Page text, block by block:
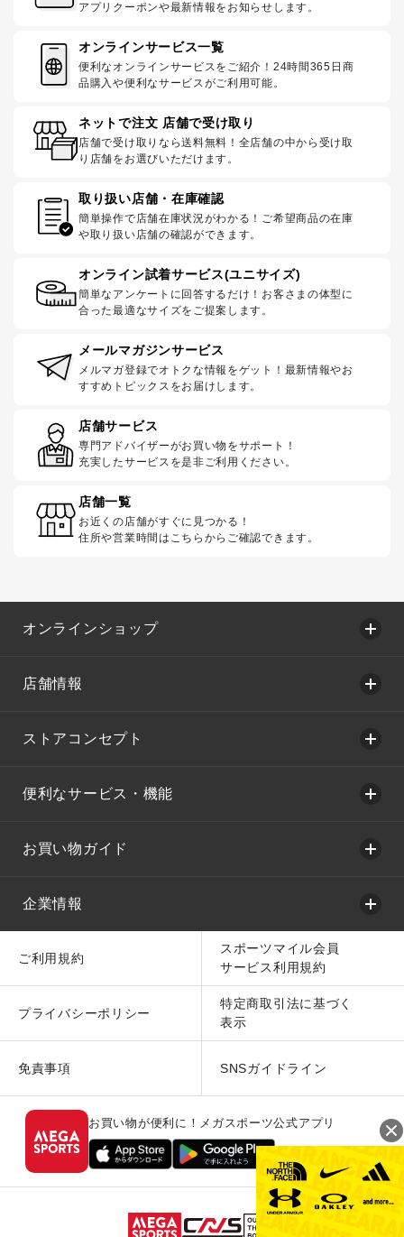
アプリクーポンや最新情報をお知らせします。
オンラインサービス一覧
便利なオンラインサービスをご紹介！24時間365日商
品購入や便利なサービスがご利用可能。
ネットで注文 店舗で受け取り
店舗で受け取りなら送料無料！全店舗の中から受け取
り店舗をお選びいただけます。
取り扱い店舗・在庫確認
簡単操作で店舗在庫状況がわかる！ご希望商品の在庫
や取り扱い店舗の確認ができます。
オンライン試着サービス(ユニサイズ)
簡単なアンケートに回答するだけ！お客さまの体型に
合った最適なサイズをご提案します。
メールマガジンサービス
メルマガ登録でオトクな情報をゲット！最新情報やお
すすめトピックスをお届けします。
店舗サービス
専門アドバイザーがお買い物をサポート！
充実したサービスを是非ご利用ください。
店舗一覧
お近くの店舗がすぐに見つかる！
住所や営業時間はこちらからご確認できます。
オンラインショップ
店舗情報
ストアコンセプト
便利なサービス・機能
お買い物ガイド
企業情報
ご利用規約
スポーツマイル会員
サービス利用規約
プライバシーポリシー
特定商取引法に基づく
表示
免責事項 SNSガイドライン
お買い物が便利に！メガスポーツ公式アプリ